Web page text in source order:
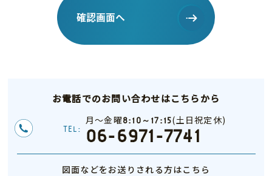
お電話でのお問い合わせはこちらから
TEL:
月～金曜8:10～17:15(土日祝定休)
06-6971-7741
図面などをお送りされる方はこちら